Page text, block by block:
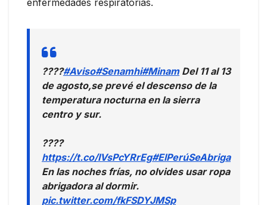
enfermedades respiratorias.
????#Aviso#Senamhi#MinamDel 11 al 13
de agosto,se prevé el descenso de la
temperatura nocturna en la sierra
centro y sur.
????
https://t.co/IVsPcYRrEg#ElPerúSeAbriga
En las noches frías, no olvides usar ropa
abrigadora al dormir.
pic.twitter.com/fkFSDYJMSp